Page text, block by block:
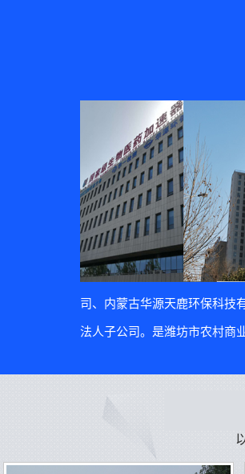
司、内蒙古华源天鹿环保科技
法人子公司。是潍坊市农村商